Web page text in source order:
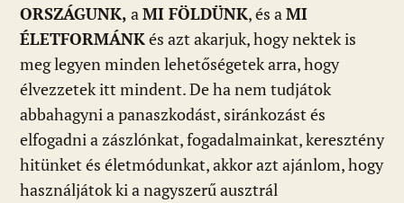
ORSZÁGUNK, a MI FÖLDÜNK, és a MI
ÉLETFORMÁNKés azt akarjuk, hogy nektek is
meg legyen minden lehetőségetek arra, hogy
élvezzetek itt mindent. De ha nem tudjátok
abbahagyni a panaszkodást, siránkozást és
elfogadni a zászlónkat, fogadalmainkat, keresztény
hitünket és életmódunkat, akkor azt ajánlom, hogy
használjátok ki a nagyszerű ausztrál